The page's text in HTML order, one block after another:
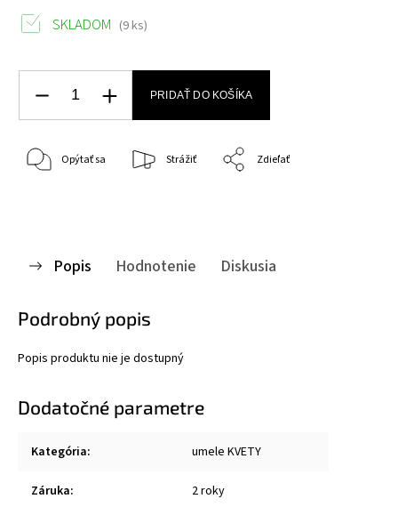
SKLADOM (9 ks)
PRIDAŤ DO KOŠÍKA
Opýtať sa Strážiť Zdieľať
Popis Hodnotenie Diskusia
Podrobný popis
Popis produktu nie je dostupný
Dodatočné parametre
Kategória: umele KVETY
Záruka: 2 roky